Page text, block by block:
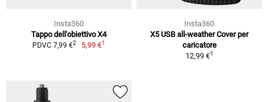
Insta360
Tappo dell'obiettivo X4
PDVC 7,99 €2 5,99 €1
Insta360
X5 USB all-weather Cover per
caricatore
12,99 €1